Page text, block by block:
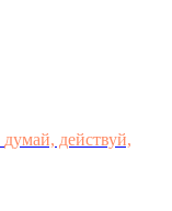
думай, действуй,